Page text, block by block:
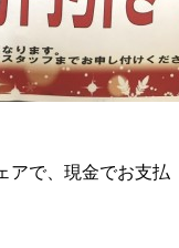
アで、現金でお支払